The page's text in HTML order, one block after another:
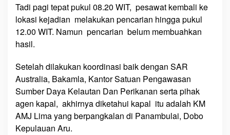
s
a
w
A
u
s
t
r
a
Tadi pagi tepat pukul 08.20 WIT, pesawat kembali ke
lokasi kejadian melakukan pencarian hingga pukul
12.00 WIT. Namun pencarian belum membuahkan
hasil.
Setelah dilakukan koordinasi baik dengan SAR
Australia, Bakamla, Kantor Satuan Pengawasan
Sumber Daya Kelautan Dan Perikanan serta pihak
agen kapal, akhirnya diketahui kapal itu adalah KM
AMJ Lima yang berpangkalan di Panambulai, Dobo
Kepulauan Aru.